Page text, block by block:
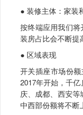
● 装修主体：家装
按终端应用我们
装房占比会不断提
● 区域表现
开关插座市场份
2017年开始，千
庆、成都、西安
中西部份额将不断